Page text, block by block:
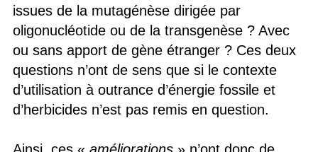
issues de la mutagénèse dirigée par
oligonucléotide ou de la transgenèse ? Avec
ou sans apport de gène étranger ? Ces deux
questions n’ont de sens que si le contexte
d’utilisation à outrance d’énergie fossile et
d’herbicides n’est pas remis en question.